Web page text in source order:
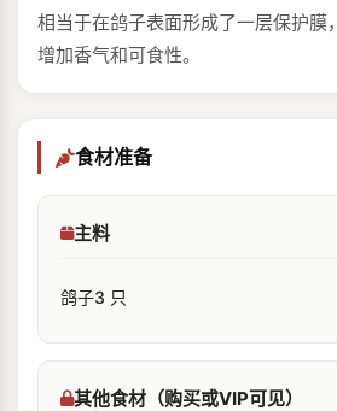
相当于在鸽⼦表⾯形成了⼀层保护膜
增加⾹⽓和可⻝性。
食材准备
主料
鸽⼦3 只
其他食材（购买或VIP可见）